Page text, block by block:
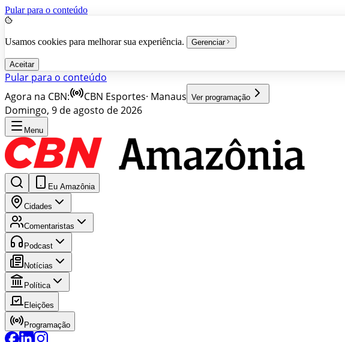
Pular para o conteúdo
Usamos cookies para melhorar sua experiência. Gerenciar
Aceitar
Pular para o conteúdo
Agora na CBN:
CBN Esportes· Manaus Ver programação
Domingo, 9 de agosto de 2026
Menu
Eu Amazônia
Cidades
Comentaristas
Podcast
Notícias
Política
Eleições
Programação